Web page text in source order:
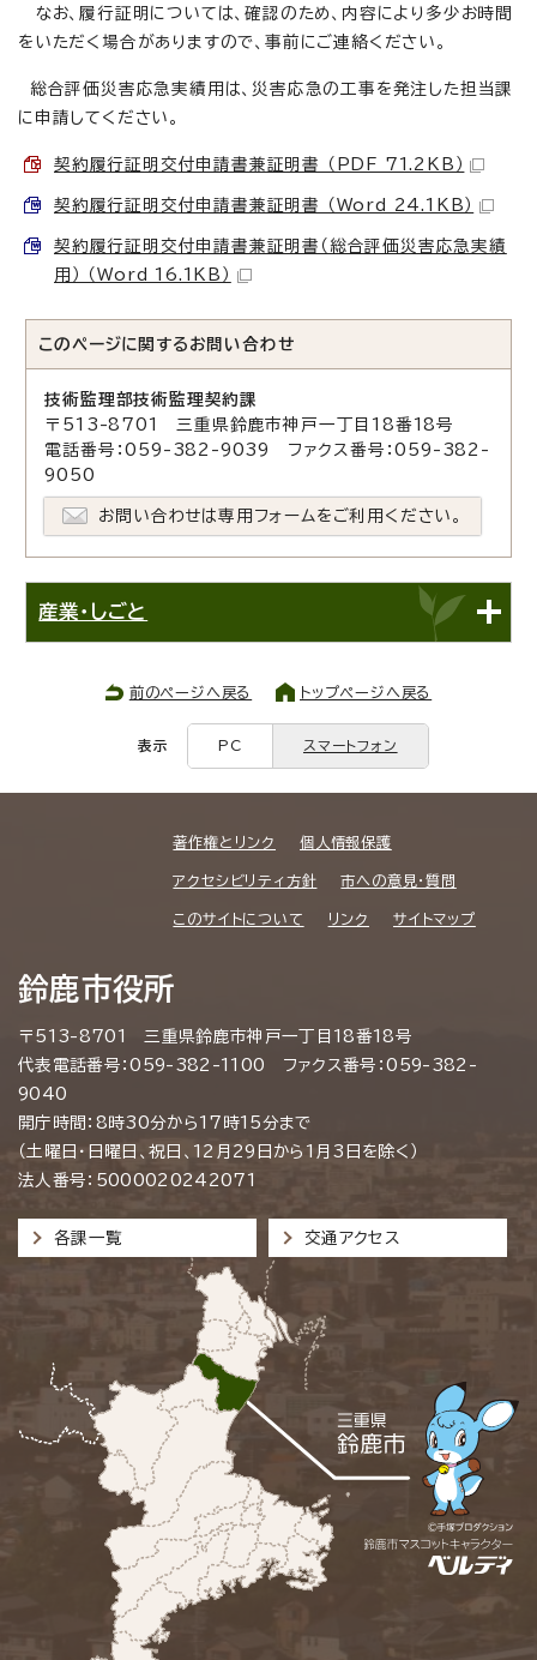
なお、履行証明については、確認のため、内容により多少お時間
をいただく場合がありますので、事前にご連絡ください。
総合評価災害応急実績用は、災害応急の工事を発注した担当課
に申請してください。
契約履行証明交付申請書兼証明書 （PDF 71.2KB）
契約履行証明交付申請書兼証明書 （Word 24.1KB）
契約履行証明交付申請書兼証明書（総合評価災害応急実績
用） （Word 16.1KB）
このページに関する お問い合わせ
技術監理部技術監理契約課
〒513-8701 三重県鈴鹿市神戸一丁目18番18号
電話番号：059-382-9039 ファクス番号：059-382-
9050
お問い合わせは専用フォームをご利用ください。
産業・しごと
前のページへ戻る トップページへ戻る
表示 PC スマートフォン
著作権とリンク 個人情報保護
アクセシビリティ方針 市への意見・質問
このサイトについて リンク サイトマップ
鈴鹿市役所
〒513-8701 三重県鈴鹿市神戸一丁目18番18号
代表電話番号：059-382-1100 ファクス番号：059-382-
9040
開庁時間：8時30分から17時15分まで
（土曜日・日曜日、祝日、12月29日から1月3日を除く）
法人番号：5000020242071
各課一覧 交通アクセス